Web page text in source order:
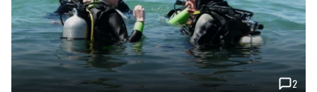
2
Więcej wraków dostępnych dla nurków. Urząd
Morski rozszerzył listę podwodnych atrakcji